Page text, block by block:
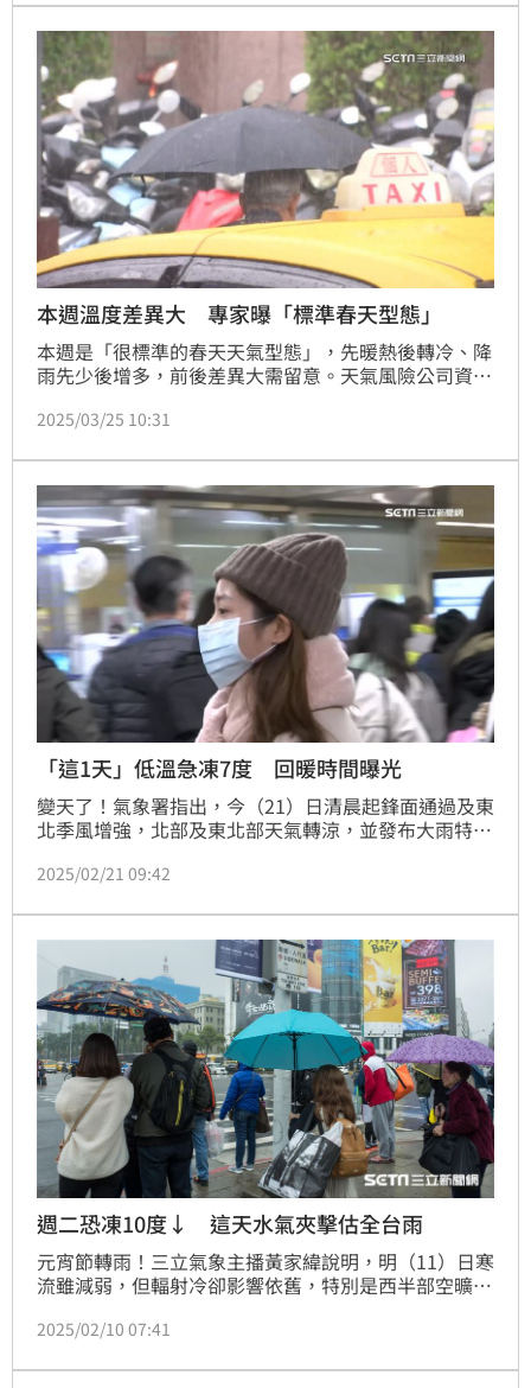
本週溫度差異大 專家曝「標準春天型態」
本週是「很標準的春天天氣型態」，先暖熱後轉冷、降
雨先少後增多，前後差異大需留意。天氣風險公司資深
示，前半週跟後半週不論是在天氣或溫度的差異都很
動要特別注意，並且做好身體健康的維持。
2025/03/25 10:31
「這1天」低溫急凍7度 回暖時間曝光
變天了！氣象署指出，今（21）日清晨起鋒面通過及東
北季風增強，北部及東北部天氣轉涼，並發布大雨特
新興在YouTube頻道《Hsin Hsing Chia》表示，受鋒
部短暫雨，午後台中山區及台東亦有零星短暫雨。明日
至下週一，北北基宜有局部短暫雨，桃園亦有零星短暫
雨。
2025/02/21 09:42
週二恐凍10度↓ 這天水氣夾擊估全台雨
元宵節轉雨！三立氣象主播黃家緯說明，明（11）日寒
流雖減弱，但輻射冷卻影響依舊，特別是西半部空曠地
日）元宵節，南方雲系、北方鋒面的水氣雙雙夾擊，預
雨勢；水氣量大約到週五（14日）左右才會減少。
2025/02/10 07:41